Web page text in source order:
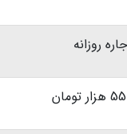
روزانه
تومان